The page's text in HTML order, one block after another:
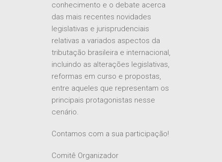
conhecimento e o debate acerca
das mais recentes novidades
legislativas e jurisprudenciais
relativas a variados aspectos da
tributação brasileira e internacional,
incluindo as alterações legislativas,
reformas em curso e propostas,
entre aqueles que representam os
principais protagonistas nesse
cenário.
Contamos com a sua participação!
Comitê Organizador